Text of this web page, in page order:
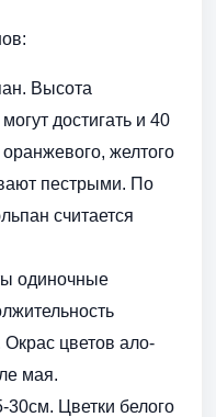
Высота
достигать и 40
желтого
пестрыми. По
считается
одиночные
Окрас цветов ало-
мая.
Цветки белого